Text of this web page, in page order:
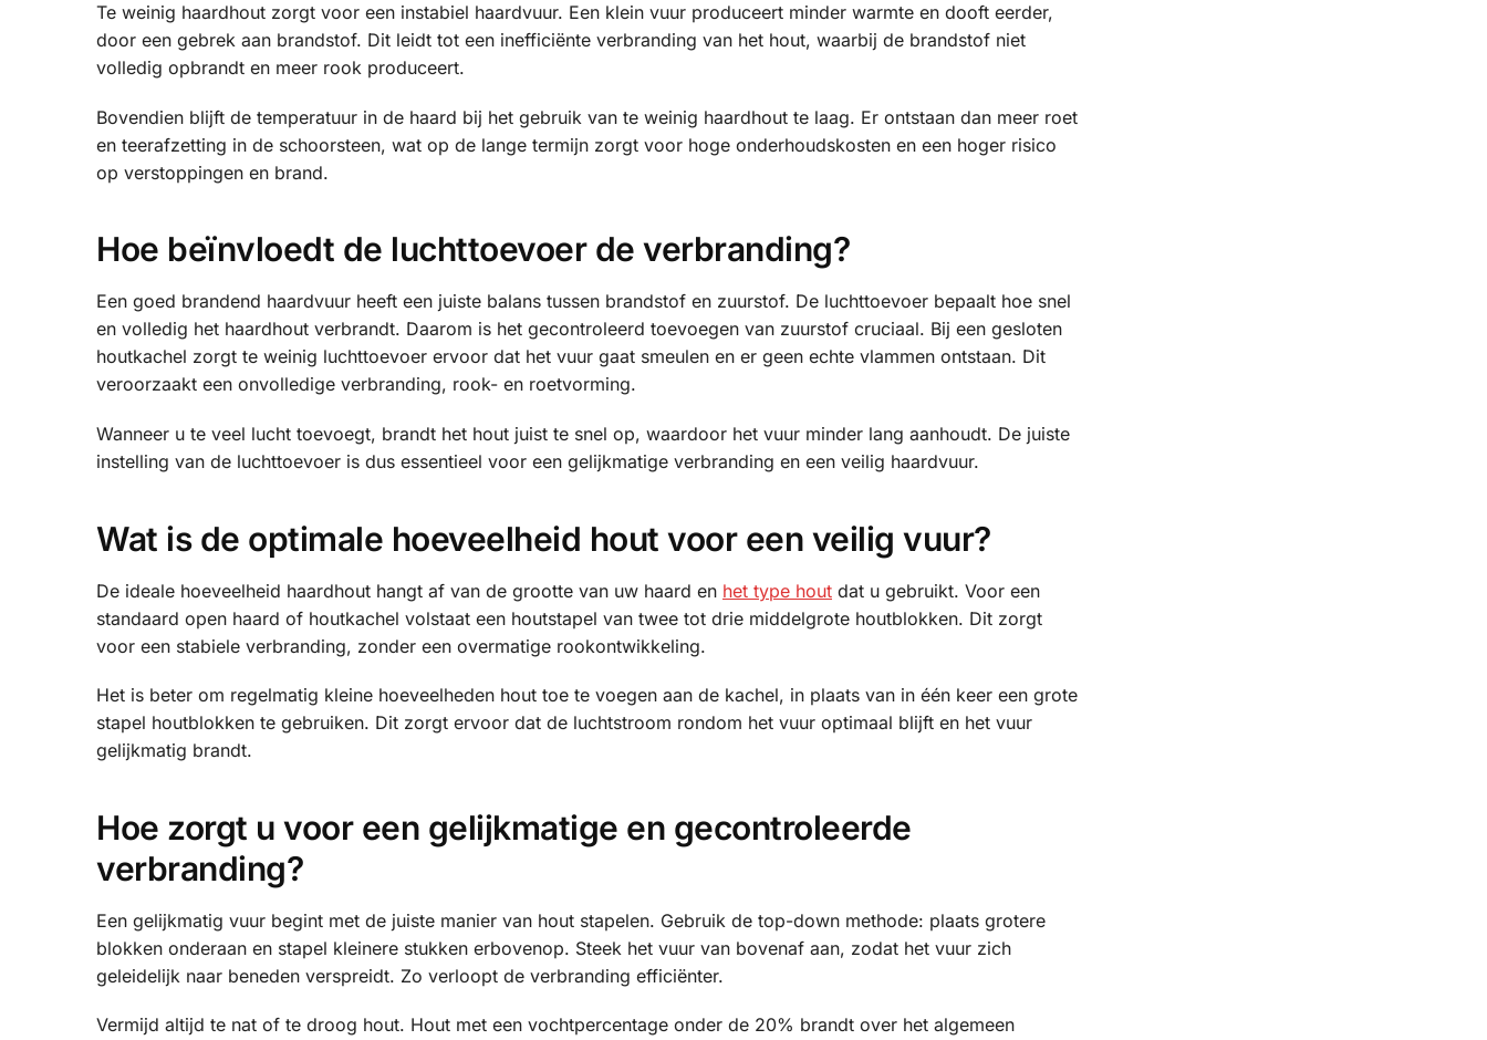
Te weinig haardhout zorgt voor een instabiel haardvuur. Een klein vuur produceert minder warmte en dooft eerder,
door een gebrek aan brandstof. Dit leidt tot een inefficiënte verbranding van het hout, waarbij de brandstof niet
volledig opbrandt en meer rook produceert.
Bovendien blijft de temperatuur in de haard bij het gebruik van te weinig haardhout te laag. Er ontstaan dan meer roet
en teerafzetting in de schoorsteen, wat op de lange termijn zorgt voor hoge onderhoudskosten en een hoger risico
op verstoppingen en brand.
Hoe beïnvloedt de luchttoevoer de verbranding?
Een goed brandend haardvuur heeft een juiste balans tussen brandstof en zuurstof. De luchttoevoer bepaalt hoe snel
en volledig het haardhout verbrandt. Daarom is het gecontroleerd toevoegen van zuurstof cruciaal. Bij een gesloten
houtkachel zorgt te weinig luchttoevoer ervoor dat het vuur gaat smeulen en er geen echte vlammen ontstaan. Dit
veroorzaakt een onvolledige verbranding, rook- en roetvorming.
Wanneer u te veel lucht toevoegt, brandt het hout juist te snel op, waardoor het vuur minder lang aanhoudt. De juiste
instelling van de luchttoevoer is dus essentieel voor een gelijkmatige verbranding en een veilig haardvuur.
Wat is de optimale hoeveelheid hout voor een veilig vuur?
De ideale hoeveelheid haardhout hangt af van de grootte van uw haard en het type hout dat u gebruikt. Voor een
standaard open haard of houtkachel volstaat een houtstapel van twee tot drie middelgrote houtblokken. Dit zorgt
voor een stabiele verbranding, zonder een overmatige rookontwikkeling.
Het is beter om regelmatig kleine hoeveelheden hout toe te voegen aan de kachel, in plaats van in één keer een grote
stapel houtblokken te gebruiken. Dit zorgt ervoor dat de luchtstroom rondom het vuur optimaal blijft en het vuur
gelijkmatig brandt.
Hoe zorgt u voor een gelijkmatige en gecontroleerde
verbranding?
Een gelijkmatig vuur begint met de juiste manier van hout stapelen. Gebruik de top-down methode: plaats grotere
blokken onderaan en stapel kleinere stukken erbovenop. Steek het vuur van bovenaf aan, zodat het vuur zich
geleidelijk naar beneden verspreidt. Zo verloopt de verbranding efficiënter.
Vermijd altijd te nat of te droog hout. Hout met een vochtpercentage onder de 20% brandt over het algemeen